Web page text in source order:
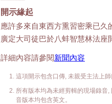
開示緣起
應許多來自東西方熏習密乘已
廣定大司徒巴於八蚌智慧林法座
詳細內容請參閱新聞內容
這項開示包含口傳, 未親受主法上
所有版本均為未經剪輯的現場錄音
音版本均包含英文。